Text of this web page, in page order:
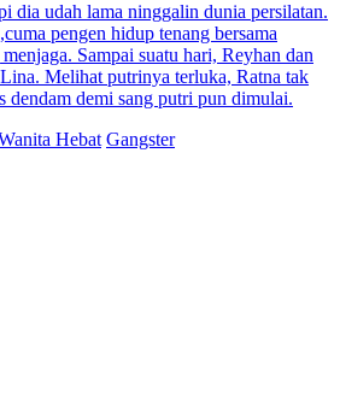
dia udah lama ninggalin dunia persilatan.
pengen hidup tenang bersama
Sampai suatu hari, Reyhan dan
Melihat putrinya terluka, Ratna tak
dendam demi sang putri pun dimulai.
Hebat Gangster